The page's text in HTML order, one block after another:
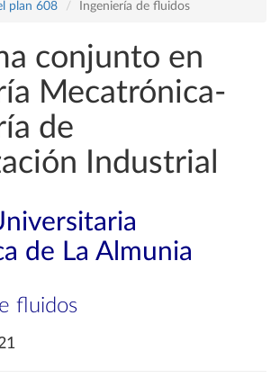
plan 608
Ingeniería de fluidos
conjunto en
Mecatrónica-
de
Industrial
de La Almunia
fluidos